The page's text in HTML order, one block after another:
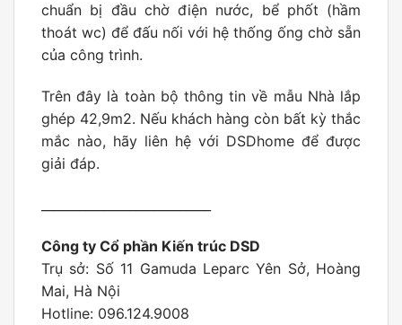
chuẩn bị đầu chờ điện nước, bể phốt (hầm
thoát wc) để đấu nối với hệ thống ống chờ sẵn
của công trình.
Trên đây là toàn bộ thông tin về mẫu Nhà lắp
ghép 42,9m2. Nếu khách hàng còn bất kỳ thắc
mắc nào, hãy liên hệ với DSDhome để được
giải đáp.
Công ty Cổ phần Kiến trúc DSD
Trụ sở: Số 11 Gamuda Leparc Yên Sở, Hoàng
Mai, Hà Nội
Hotline: 096.124.9008